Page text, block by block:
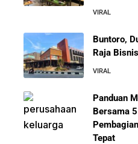
Rahasia Sukses Starbucks:
5 Cara Aman Pindah
Entrepreneur Tanpa Bikin
Kacau
10 Kiat Aman Memulai
Lengkap untuk Pemula
VIRAL
Buntoro,
Raja
VIRAL
Panduan
Bersama
Tepat